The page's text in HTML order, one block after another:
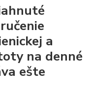
a
na denné
ešte